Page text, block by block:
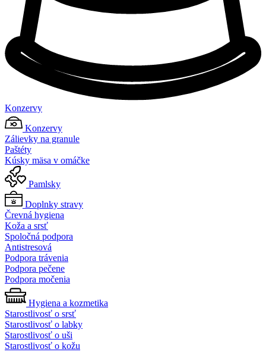
Konzervy
Konzervy
Zálievky na granule
Paštéty
Kúsky mäsa v omáčke
Pamlsky
Doplnky stravy
Črevná hygiena
Koža a srsť
Spoločná podpora
Antistresová
Podpora trávenia
Podpora pečene
Podpora močenia
Hygiena a kozmetika
Starostlivosť o srsť
Starostlivosť o labky
Starostlivosť o uši
Starostlivosť o kožu